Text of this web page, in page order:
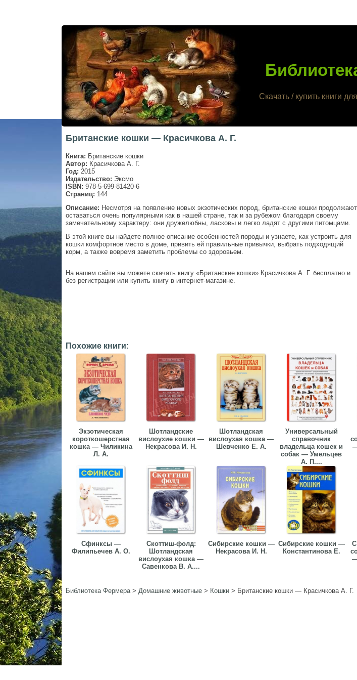
Скачать / купить книги
Британские кошки — Красичкова А. Г.
Книга: Британские кошки
Автор: Красичкова А. Г.
Год: 2015
Издательство: Эксмо
ISBN: 978-5-699-81420-6
Страниц: 144
Описание: Несмотря на появление новых экзотических пород, британские кошки продолжают
оставаться очень популярными как в нашей стране, так и за рубежом благодаря своему
замечательному характеру: они дружелюбны, ласковы и легко ладят с другими питомцами.
В этой книге вы найдете полное описание особенностей породы и узнаете, как устроить для
кошки комфортное место в доме, привить ей правильные привычки, выбрать подходящий
корм, а также вовремя заметить проблемы со здоровьем.
На нашем сайте вы можете скачать книгу «Британские кошки» Красичкова А. Г. бесплатно и
без регистрации или купить книгу в интернет-магазине.
Похожие книги:
Экзотическая
короткошерстная
кошка — Чиликина
Л. А.
Шотландские
вислоухие кошки —
Некрасова И. Н.
Шотландская
вислоухая кошка —
Шевченко Е. А.
Универсальный
справочник
владельца кошек и
собак — Умельцев
А. П....
Сфинксы —
Филипьечев А. О.
Скоттиш-фолд:
Шотландская
вислоухая кошка —
Савенкова В. А....
Сибирские кошки —
Некрасова И. Н.
Сибирские кошки —
Константинова Е.
Библиотека Фермера> Домашние животные > Кошки > Британские кошки — Красичкова А. Г.